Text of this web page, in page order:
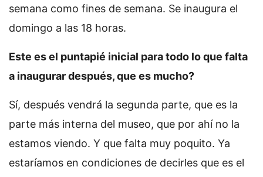
semana como fines de semana. Se inaugura el
domingo a las 18 horas.
Este es el puntapié inicial para todo lo que falta
a inaugurar después, que es mucho?
Sí, después vendrá la segunda parte, que es la
parte más interna del museo, que por ahí no la
estamos viendo. Y que falta muy poquito. Ya
estaríamos en condiciones de decirles que es el